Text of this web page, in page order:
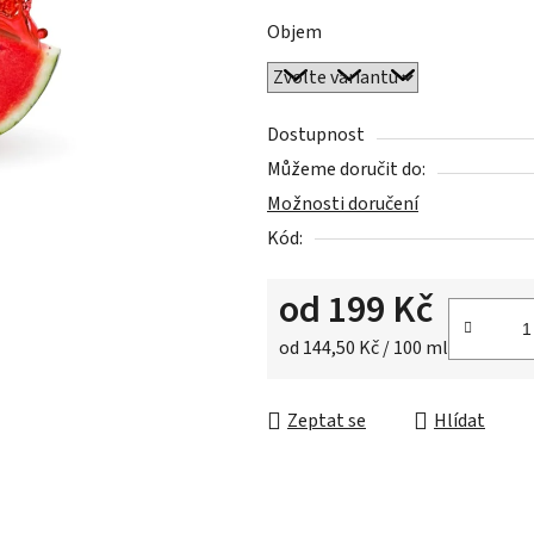
5
hvězdiček.
Objem
Dostupnost
Můžeme doručit do:
Možnosti doručení
Kód:
od 199 Kč
Měrná cena:
od 144,50 Kč / 100 ml
Zeptat se Hlídat